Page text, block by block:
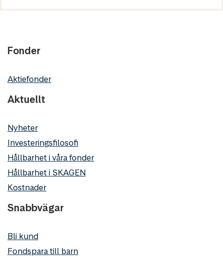
Fonder
Aktiefonder
Aktuellt
Nyheter
Investeringsfilosofi
Hållbarhet i våra fonder
Hållbarhet i SKAGEN
Kostnader
Snabbvägar
Bli kund
Fondspara till barn